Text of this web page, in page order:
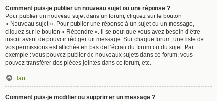
Comment puis-je publier un nouveau sujet ou une réponse ?
Pour publier un nouveau sujet dans un forum, cliquez sur le bouton
« Nouveau sujet ». Pour publier une réponse à un sujet ou un message,
cliquez sur le bouton « Répondre ». Il se peut que vous ayez besoin d’être
inscrit avant de pouvoir rédiger un message. Sur chaque forum, une liste de
vos permissions est affichée en bas de l’écran du forum ou du sujet. Par
exemple : vous pouvez publier de nouveaux sujets dans ce forum, vous
pouvez transférer des pièces jointes dans ce forum, etc.
Haut
Comment puis-je modifier ou supprimer un message ?